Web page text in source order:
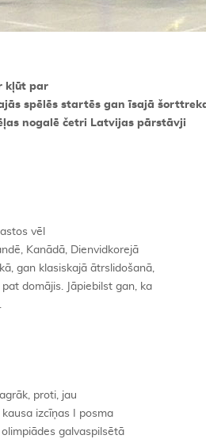
kļūt par
spēlēs startēs gan īsajā
nogalē četri Latvijas pārstāvji
vēl
Kanādā, Dienvidkorejā
gan klasiskajā ātrslidošanā,
domājis. Jāpiebilst gan, ka
proti, jau
izcīņas I posma
galvaspilsētā